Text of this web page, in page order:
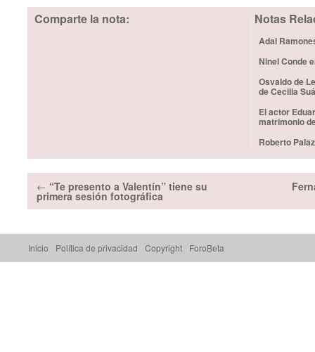
Comparte la nota: Notas
Adal
Ninel Conde
Osvaldo de
de Cecilia
El actor
matrimonio
Roberto
← “Te presento a Valentín” tiene su
primera sesión fotográfica
Inicio Política de privacidad Copyright ForoBeta